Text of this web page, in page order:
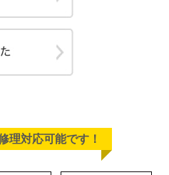
理対応可能です！